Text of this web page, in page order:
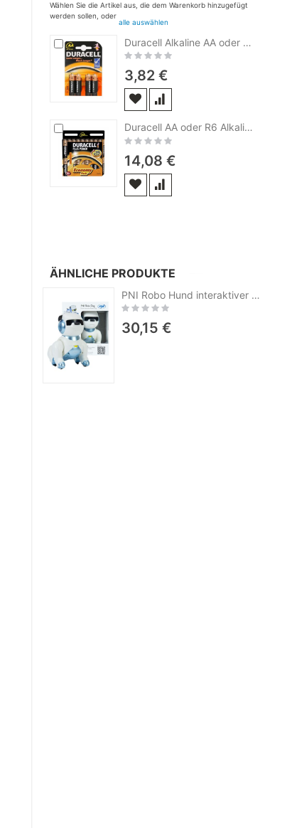
Wählen Sie die Artikel aus, die dem Warenkorb hinzugefügt
werden sollen, oder
alle auswählen
Duracell Alkaline AA oder R6 Alkaline Batterie 81480573 4bc Blister
Rating:
3,82 €
In
den
Warenkorb
Duracell AA oder R6 Alkalibatterie Code 81483682 18 bc Blister
Rating:
14,08 €
den
Warenkorb
ÄHNLICHE PRODUKTE
PNI Robo Hund interaktiver Smart Robot, Spielzeug, Sprachsteuerung, Touch-Tasten, blau und weiß, Batterie inklusive 3,7V 350mAh
Rating:
30,15 €